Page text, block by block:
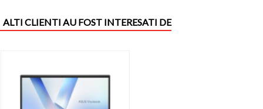
ALTI CLIENTI AU FOST INTERESATI DE